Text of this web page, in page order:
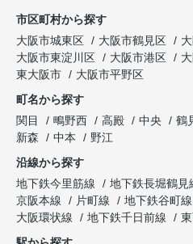
市区町村から探す
大阪市城東区
大阪市鶴見区
大阪市東淀川区
大阪市港区
東大阪市
大阪市平野区
町名から探す
関目
鴫野西 高殿 中央 鶴
新森
中本
野江
沿線から探す
地下鉄今里筋線
地下鉄長堀鶴見
京阪本線
片町線 地下鉄谷町線
大阪環状線
地下鉄千日前線